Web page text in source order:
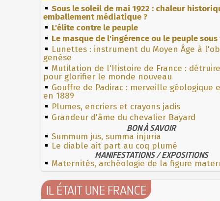
Sous le soleil de mai 1922 : chaleur
emballement médiatique ?
L'élite contre le peuple
Le masque de l'ingérence ou le peuple
Lunettes : instrument du Moyen Âge à
genèse
Mutilation de l'Histoire de France :
pour glorifier le monde nouveau
Gouffre de Padirac : merveille géologique
en 1889
Plumes, encriers et crayons jadis
Grandeur d'âme du chevalier Bayard
BON À SAVOIR
Summum jus, summa injuria
Le diable ait part au coq plumé
MANIFESTATIONS / EXPOSITIONS
Maternités, archéologie de la figure
IL ÉTAIT UNE FRANCE